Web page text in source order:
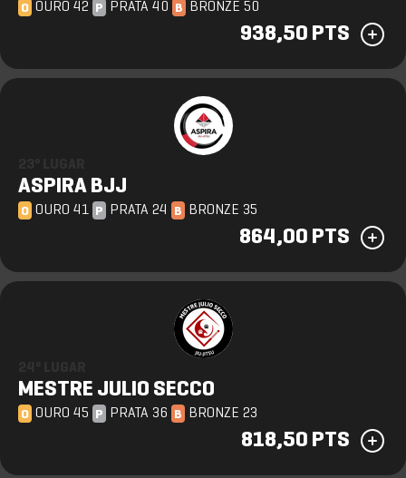
O OURO 42 P PRATA 40 B BRONZE 50
938,50 PTS
ASPIRA BJJ
O OURO 41 P PRATA 24 B BRONZE 35
864,00 PTS
MESTRE JULIO SECCO
O OURO 45 P PRATA 36 B BRONZE 23
818,50 PTS